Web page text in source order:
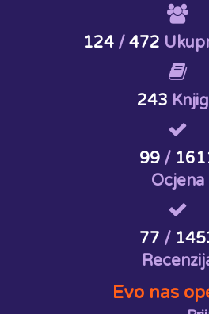
124/ 472
243
99/
Ocjena
77 /
Evo nas